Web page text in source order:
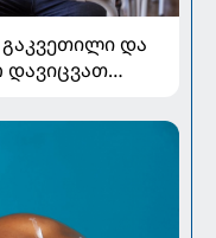
და
დავიცვათ